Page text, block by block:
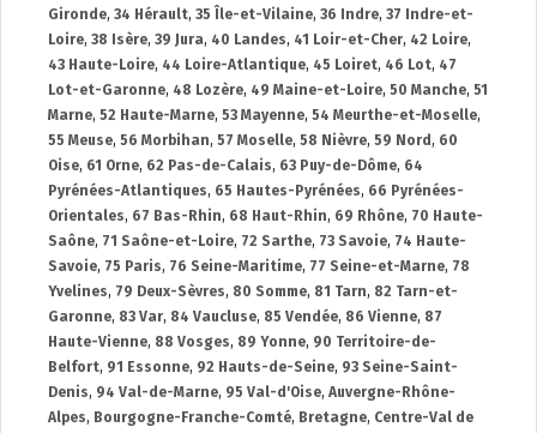
Gironde, 34 Hérault, 35 Île-et-Vilaine, 36 Indre, 37 Indre-et-
Loire, 38 Isère, 39 Jura, 40 Landes, 41 Loir-et-Cher, 42 Loire,
43 Haute-Loire, 44 Loire-Atlantique, 45 Loiret, 46 Lot, 47
Lot-et-Garonne, 48 Lozère, 49 Maine-et-Loire, 50 Manche, 51
Marne, 52 Haute-Marne, 53 Mayenne, 54 Meurthe-et-Moselle,
55 Meuse, 56 Morbihan, 57 Moselle, 58 Nièvre, 59 Nord , 60
Oise, 61 Orne, 62 Pas-de-Calais, 63 Puy-de-Dôme, 64
Pyrénées-Atlantiques, 65 Hautes-Pyrénées, 66 Pyrénées-
Orientales, 67 Bas-Rhin, 68 Haut-Rhin, 69 Rhône, 70 Haute-
Saône, 71 Saône-et-Loire, 72 Sarthe, 73 Savoie, 74 Haute-
Savoie, 75 Paris, 76 Seine-Maritime, 77 Seine-et-Marne, 78
Yvelines, 79 Deux-Sèvres, 80 Somme, 81 Tarn, 82 Tarn-et-
Garonne, 83 Var, 84 Vaucluse, 85 Vendée, 86 Vienne, 87
Haute-Vienne, 88 Vosges, 89 Yonne, 90 Territoire-de-
Belfort, 91 Essonne, 92 Hauts-de-Seine, 93 Seine-Saint-
Denis, 94 Val-de-Marne, 95 Val-d'Oise, Auvergne-Rhône-
Alpes, Bourgogne-Franche-Comté, Bretagne, Centre-Val de